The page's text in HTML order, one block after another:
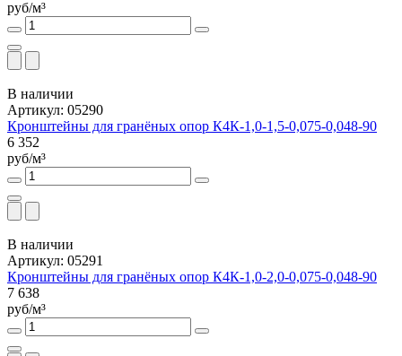
руб/м³
В наличии
Артикул: 05290
Кронштейны для гранёных опор К4К-1,0-1,5-0,075-0,048-90
6 352
руб/м³
В наличии
Артикул: 05291
Кронштейны для гранёных опор К4К-1,0-2,0-0,075-0,048-90
7 638
руб/м³